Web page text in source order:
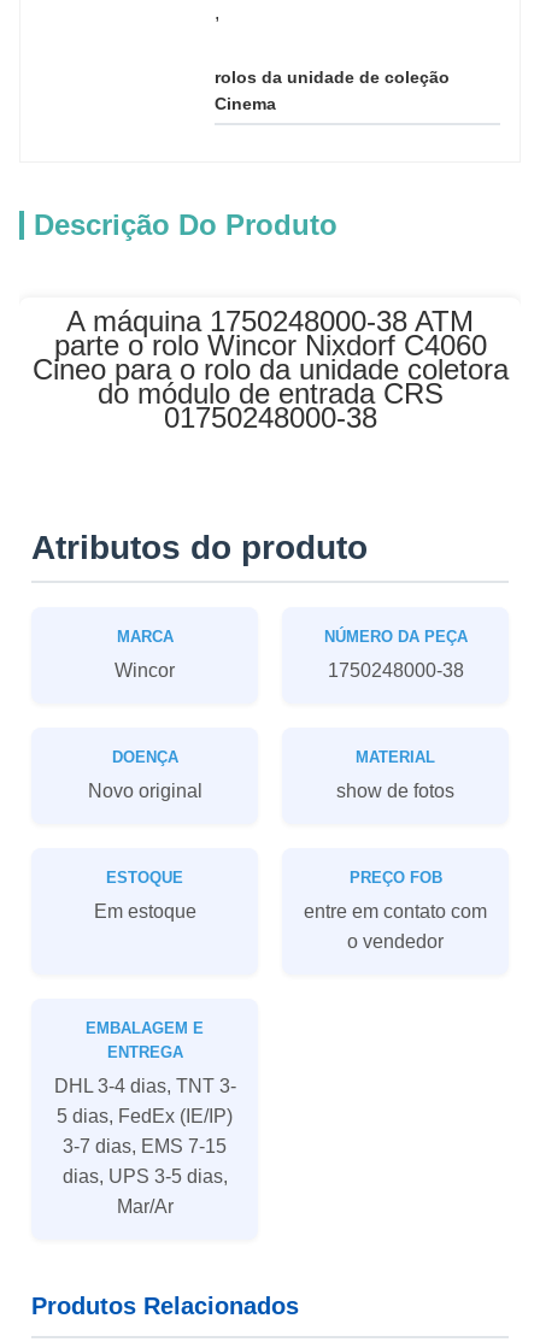
,
rolos da unidade de coleção
Cinema
Descrição Do Produto
A máquina 1750248000-38 ATM
parte o rolo Wincor Nixdorf C4060
Cineo para o rolo da unidade coletora
do módulo de entrada CRS
01750248000-38
Atributos do produto
MARCA
Wincor
NÚMERO DA PEÇA
1750248000-38
DOENÇA
Novo original
MATERIAL
show de fotos
ESTOQUE
Em estoque
PREÇO FOB
entre em contato com
o vendedor
EMBALAGEM E
ENTREGA
DHL 3-4 dias, TNT 3-
5 dias, FedEx (IE/IP)
3-7 dias, EMS 7-15
dias, UPS 3-5 dias,
Mar/Ar
Produtos Relacionados